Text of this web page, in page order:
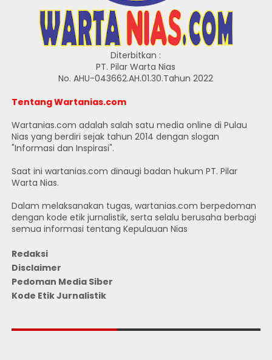
Diterbitkan :
PT. Pilar Warta Nias
No. AHU-043662.AH.01.30.Tahun 2022
Tentang Wartanias.com
Wartanias.com adalah salah satu media online di Pulau
Nias yang berdiri sejak tahun 2014 dengan slogan
"Informasi dan Inspirasi".
Saat ini wartanias.com dinaugi badan hukum PT. Pilar
Warta Nias.
Dalam melaksanakan tugas, wartanias.com berpedoman
dengan kode etik jurnalistik, serta selalu berusaha berbagi
semua informasi tentang Kepulauan Nias
Redaksi
Disclaimer
Pedoman Media Siber
Kode Etik Jurnalistik